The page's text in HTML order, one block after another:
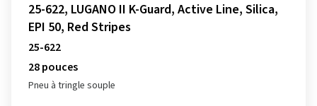
25-622, LUGANO II K-Guard, Active Line, Silica,
EPI 50, Red Stripes
25-622
28 pouces
Pneu à tringle souple